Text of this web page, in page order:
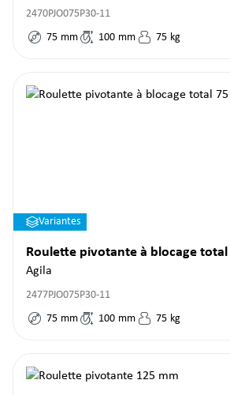
2470PJO075P30-11
75 mm 100 mm 75 kg
Variantes
Roulette pivotante à blocage total
Agila
2477PJO075P30-11
75 mm 100 mm 75 kg